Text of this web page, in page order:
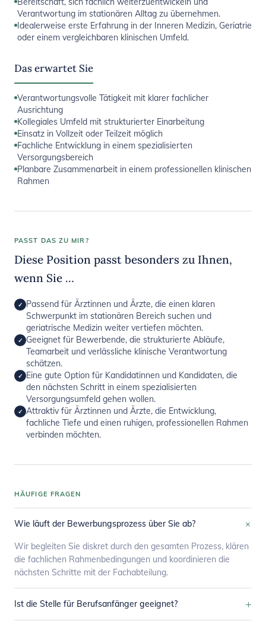
Verantwortung im stationären Alltag zu übernehmen.
Idealerweise erste Erfahrung in der Inneren Medizin, Geriatrie
oder einem vergleichbaren klinischen Umfeld.
Das erwartet Sie
Verantwortungsvolle Tätigkeit mit klarer fachlicher
Ausrichtung
Kollegiales Umfeld mit strukturierter Einarbeitung
Einsatz in Vollzeit oder Teilzeit möglich
Fachliche Entwicklung in einem spezialisierten
Versorgungsbereich
Planbare Zusammenarbeit in einem professionellen klinischen
Rahmen
PASST DAS ZU MIR?
Diese Position passt besonders zu Ihnen,
wenn Sie …
✓
Passend für Ärztinnen und Ärzte, die einen klaren
Schwerpunkt im stationären Bereich suchen und
geriatrische Medizin weiter vertiefen möchten.
✓
Geeignet für Bewerbende, die strukturierte Abläufe,
Teamarbeit und verlässliche klinische Verantwortung
schätzen.
✓
Eine gute Option für Kandidatinnen und Kandidaten, die
den nächsten Schritt in einem spezialisierten
Versorgungsumfeld gehen wollen.
✓ Attraktiv für Ärztinnen und Ärzte, die Entwicklung,
fachliche Tiefe und einen ruhigen, professionellen Rahmen
verbinden möchten.
HÄUFIGE FRAGEN
Wie läuft der Bewerbungsprozess über Sie ab? +
Wir begleiten Sie diskret durch den gesamten Prozess, klären
die fachlichen Rahmenbedingungen und koordinieren die
nächsten Schritte mit der Fachabteilung.
Ist die Stelle für Berufsanfänger geeignet? +